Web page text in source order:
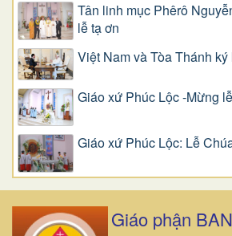
Tân linh mục Phêrô
lễ tạ ơn
Việt Nam và Tòa Thánh
Giáo xứ Phúc Lộc -Mừng
Giáo xứ Phúc Lộc: Lễ
Giáo phận